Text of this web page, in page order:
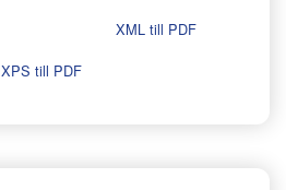
XML till PDF
XPS till PDF